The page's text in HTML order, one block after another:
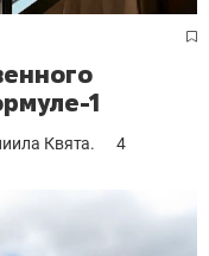
1
Квята. 4